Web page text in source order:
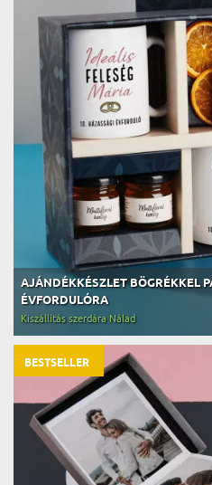
AJÁNDÉKKÉSZLET BÖGRÉKKEL
ÉVFORDULÓRA
Kiszállítás szerdára Nálad
BESTSELLER